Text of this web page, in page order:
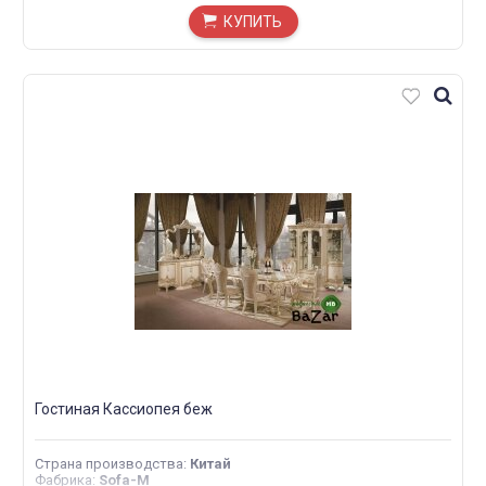
КУПИТЬ
Гостиная Кассиопея беж
Страна производства: Китай
Фабрика: Sofa-M